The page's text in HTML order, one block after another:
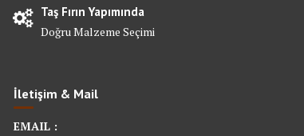
Taş Fırın Yapımında
Doğru Malzeme Seçimi
İletişim & Mail
EMAIL :